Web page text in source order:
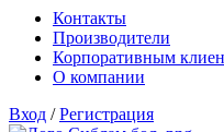
Контакты
Производители
Корпоративным
О компании
Вход /Регистрация